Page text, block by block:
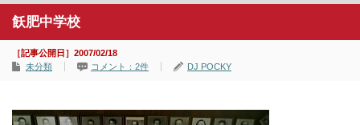
飫肥中学校
［記事公開日］2007/02/18
未分類
コメント：2件 DJ POCKY